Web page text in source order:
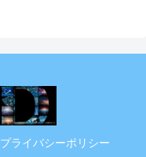
プライバシーポリシー